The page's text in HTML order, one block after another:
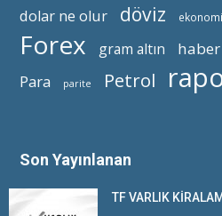
dolar ne olur döviz ekonomi
Forex gram altın haber
Para parite Petrol
Son Yayınlanan
TF VARLIK